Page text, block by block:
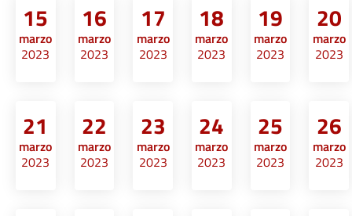
15
marzo
2023
16
marzo
2023
17
marzo
2023
18
marzo
2023
19
marzo
2023
20
marzo
2023
21
marzo
2023
22
marzo
2023
23
marzo
2023
24
marzo
2023
25
marzo
2023
26
marzo
2023